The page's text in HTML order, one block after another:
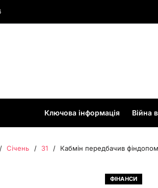
Ключова інформація Війна
Січень 31 Кабмін передбачив
ФІНАНСИ